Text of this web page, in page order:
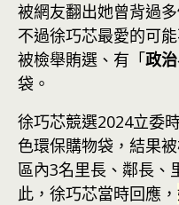
被網友翻出她曾背過
不過徐巧芯最愛的可
被檢舉賄選、有「政
袋。
徐巧芯競選2024立委
色環保購物袋，結果
區內3名里長、鄰長、
此，徐巧芯當時回應，